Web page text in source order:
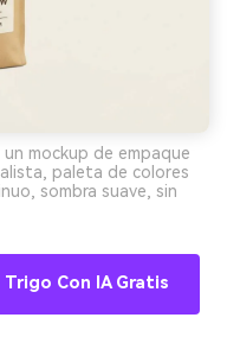
mockup de empaque
paleta de colores
sombra suave, sin
Con IA Gratis